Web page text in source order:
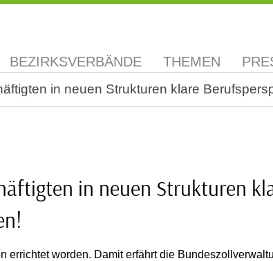
BEZIRKSVERBÄNDE THEMEN
in neuen Strukturen klare
in neuen Strukturen
errichtet worden. Damit erfährt die